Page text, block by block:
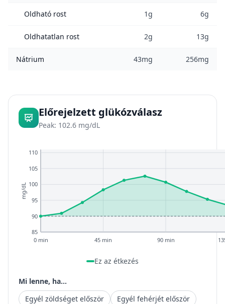
Oldható rost 1g 6g
Oldhatatlan rost 2g 13g
Nátrium 43mg 256mg
Előrejelzett glükózválasz
Peak: 102.6 mg/dL
85
90
95
100
105
110
0 min 45 min 90 min
mg/dL
Ez az étkezés
Mi lenne, ha...
Egyél zöldséget először
Egyél fehérjét először